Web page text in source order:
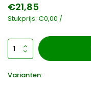
€21,85
Stukprijs: €0,00 /
Varianten: